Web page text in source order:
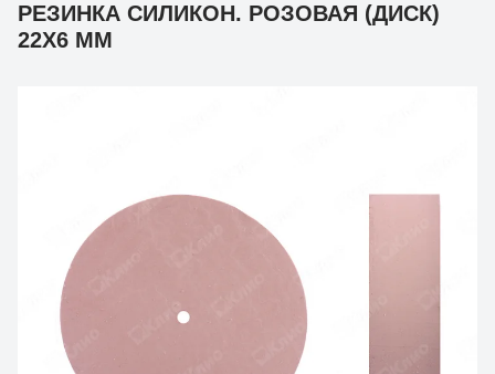
РЕЗИНКА СИЛИКОН. РОЗОВАЯ (ДИСК)
22Х6 ММ